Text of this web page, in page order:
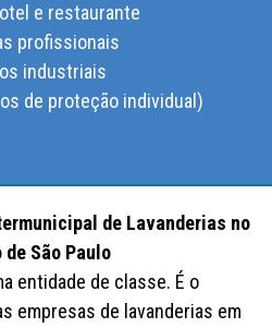
e restaurante
profissionais
industriais
de proteção individual)
de Lavanderias no
de São Paulo
entidade de classe. É o
empresas de lavanderias em